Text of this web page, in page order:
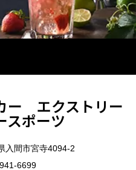
ー エクストリー
スポーツ
間市宮寺4094-2
6699